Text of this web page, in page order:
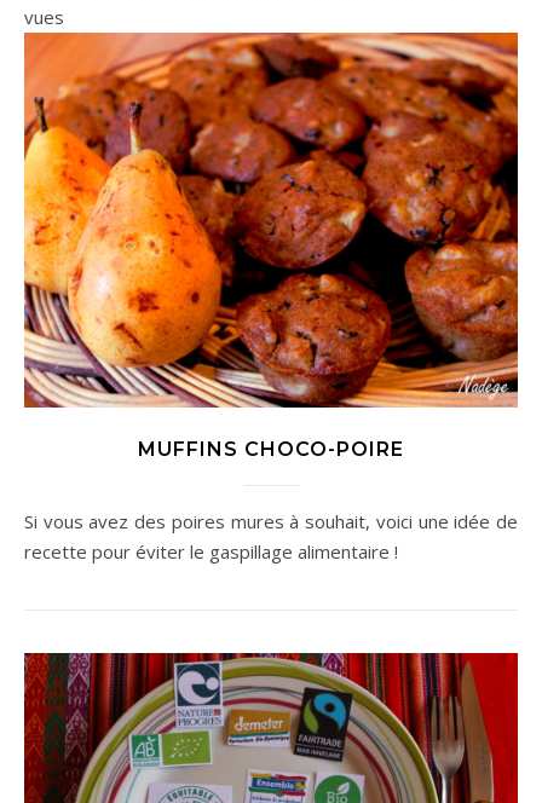
vues
MUFFINS CHOCO-POIRE
Si vous avez des poires mures à souhait, voici une idée de
recette pour éviter le gaspillage alimentaire !